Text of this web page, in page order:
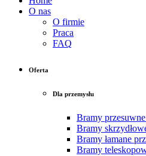
O nas
O firmie
Praca
FAQ
Oferta
Dla przemysłu
Bramy
Bramy
Bramy łamane
Bramy